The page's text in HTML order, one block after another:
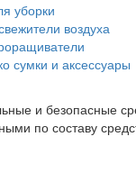
уборки
воздуха
сумки и аксессуары
и безопасные
по составу